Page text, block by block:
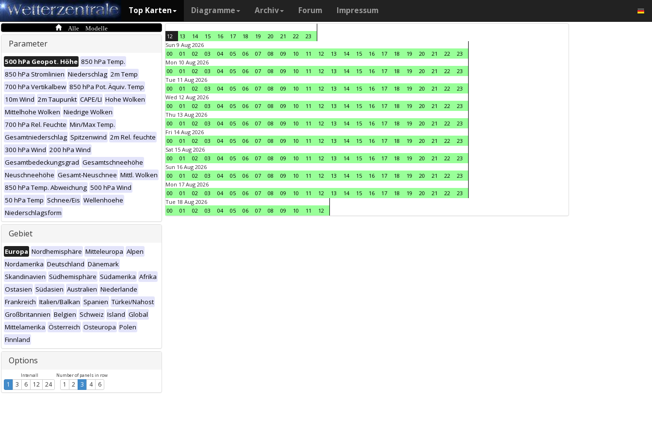
Top Karten Diagramme Archiv Forum Impressum
Alle Modelle
Parameter
500 hPa Geopot. Höhe 850 hPa Temp.
850 hPa Stromlinien Niederschlag 2m Temp
700 hPa Vertikalbew 850 hPa Pot. Äquiv. Temp
10m Wind 2m Taupunkt CAPE/LI Hohe Wolken
Mittelhohe Wolken Niedrige Wolken
700 hPa Rel. Feuchte Min/Max Temp.
Gesamtniederschlag Spitzenwind 2m Rel. feuchte
300 hPa Wind 200 hPa Wind
Gesamtbedeckungsgrad Gesamtschneehöhe
Neuschneehöhe Gesamt-Neuschnee Mittl. Wolken
850 hPa Temp. Abweichung 500 hPa Wind
50 hPa Temp Schnee/Eis Wellenhoehe
Niederschlagsform
Gebiet
Europa Nordhemisphäre Mitteleuropa Alpen
Nordamerika Deutschland Dänemark
Skandinavien Südhemisphäre Südamerika Afrika
Ostasien Südasien Australien Niederlande
Frankreich Italien/Balkan Spanien Türkei/Nahost
Großbritannien Belgien Schweiz Island Global
Mittelamerika Österreich Osteuropa Polen
Finnland
Options
Intervall
1 3 6 12 24
Number of panels in row
1 2 3 4 6
12 13 14 15 16 17 18 19 20 21 22
23
Sun 9 Aug 2026
00
01 02 03 04 05 06 07 08 09 10 11 12 13 14 15 16 17 18 19 20 21 22
23
Mon 10 Aug 2026
00
01 02 03 04 05 06 07 08 09 10 11 12 13 14 15 16 17 18 19 20 21 22
23
Tue 11 Aug 2026
00
01 02 03 04 05 06 07 08 09 10 11 12 13 14 15 16 17 18 19 20 21 22
23
Wed 12 Aug 2026
00
01 02 03 04 05 06 07 08 09 10 11 12 13 14 15 16 17 18 19 20 21 22
23
Thu 13 Aug 2026
00
01 02 03 04 05 06 07 08 09 10 11 12 13 14 15 16 17 18 19 20 21 22
23
Fri 14 Aug 2026
00
01 02 03 04 05 06 07 08 09 10 11 12 13 14 15 16 17 18 19 20 21 22
23
Sat 15 Aug 2026
00
01 02 03 04 05 06 07 08 09 10 11 12 13 14 15 16 17 18 19 20 21 22
23
Sun 16 Aug 2026
00
01 02 03 04 05 06 07 08 09 10 11 12 13 14 15 16 17 18 19 20 21 22
23
Mon 17 Aug 2026
00
01 02 03 04 05 06 07 08 09 10 11 12 13 14 15 16 17 18 19 20 21 22
23
Tue 18 Aug 2026
00
01 02 03 04 05 06 07 08 09 10 11 12